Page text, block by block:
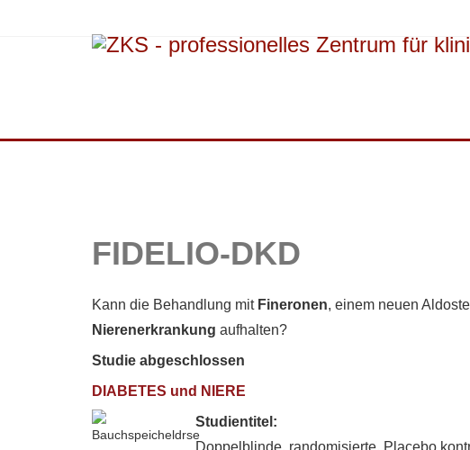
FIDELIO-DKD
Kann die Behandlung mit Fineronen, einem neuen
Nierenerkrankung aufhalten?
Studie abgeschlossen
DIABETES und NIERE
Studientitel :
Doppelblinde, randomisierte, Placebo